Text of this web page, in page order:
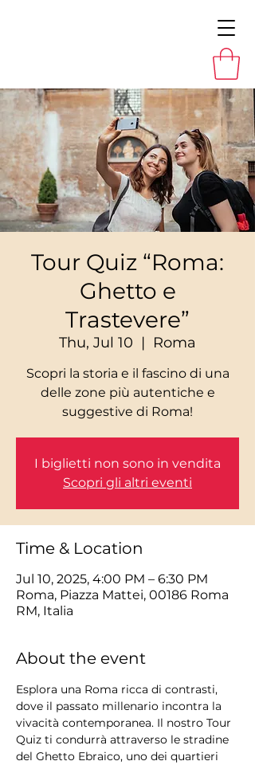
Tour Quiz “Roma:
Ghetto e
Trastevere”
Thu, Jul 10
  |
Roma
Scopri la storia e il fascino di una
delle zone più autentiche e
I biglietti non sono in vendita
Scopri gli altri eventi
Time & Location
Jul 10, 2025, 4:00 PM – 6:30 PM
Roma, Piazza Mattei, 00186 Roma
RM, Italia
About the event
Esplora una Roma ricca di contrasti,
dove il passato millenario incontra la
vivacità contemporanea. Il nostro Tour
Quiz ti condurrà attraverso le stradine
del Ghetto Ebraico, uno dei quartieri